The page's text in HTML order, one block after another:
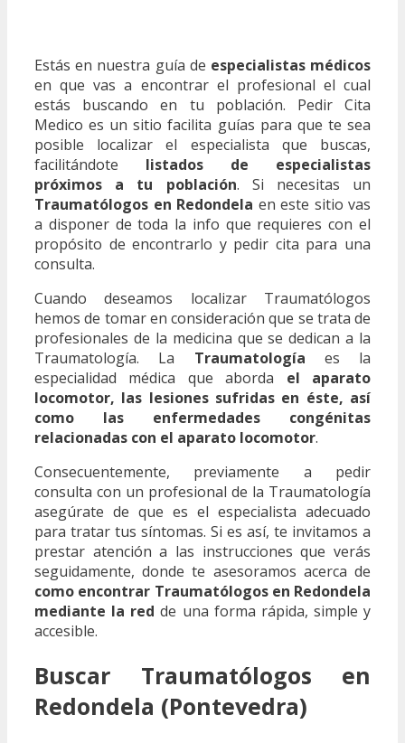
Estás en nuestra guía de especialistas médicos
en que vas a encontrar el profesional el cual
estás buscando en tu población. Pedir Cita
Medico es un sitio facilita guías para que te sea
posible localizar el especialista que buscas,
facilitándote listados de especialistas
próximos a tu población. Si necesitas un
Traumatólogos en Redondela en este sitio vas
a disponer de toda la info que requieres con el
propósito de encontrarlo y pedir cita para una
consulta.
Cuando deseamos localizar Traumatólogos
hemos de tomar en consideración que se trata de
profesionales de la medicina que se dedican a la
Traumatología. La Traumatología es la
especialidad médica que aborda el aparato
locomotor, las lesiones sufridas en éste, así
como las enfermedades congénitas
relacionadas con el aparato locomotor.
Consecuentemente, previamente a pedir
consulta con un profesional de la Traumatología
asegúrate de que es el especialista adecuado
para tratar tus síntomas. Si es así, te invitamos a
prestar atención a las instrucciones que verás
seguidamente, donde te asesoramos acerca de
como encontrar Traumatólogos en Redondela
mediante la red de una forma rápida, simple y
accesible.
Buscar Traumatólogos en
Redondela (Pontevedra)